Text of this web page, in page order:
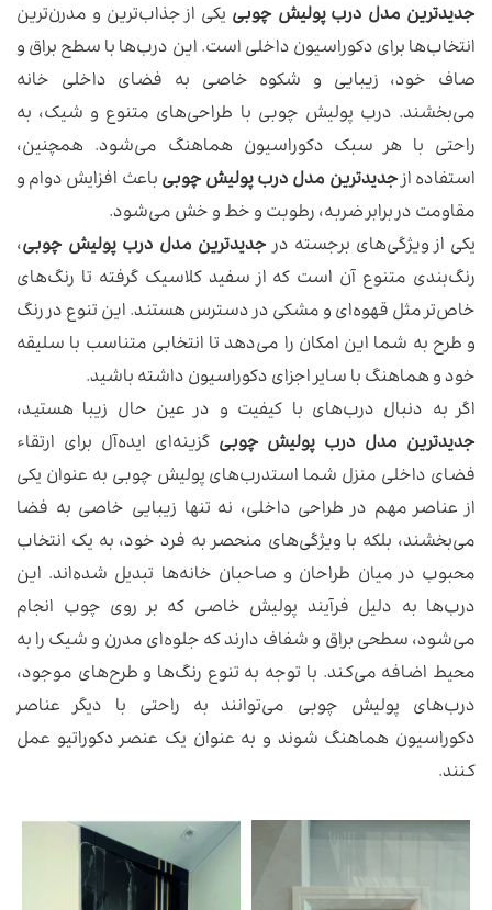
جدیدترین مدل درب پولیش چوبی یکی از جذاب‌ترین و مدرن‌ترین
انتخاب‌ها برای دکوراسیون داخلی است. این درب‌ها با سطح براق و
صاف خود، زیبایی و شکوه خاصی به فضای داخلی خانه
می‌بخشند. درب پولیش چوبی با طراحی‌های متنوع و شیک، به
راحتی با هر سبک دکوراسیون هماهنگ می‌شود. همچنین،
استفاده ازجدیدترین مدل درب پولیش چوبیباعث افزایش دوام و
مقاومت در برابر ضربه، رطوبت و خط و خش می‌شود.
یکی از ویژگی‌های برجسته درجدیدترین مدل درب پولیش چوبی،
رنگ‌بندی متنوع آن است که از سفید کلاسیک گرفته تا رنگ‌های
خاص‌تر مثل قهوه‌ای و مشکی در دسترس هستند. این تنوع در رنگ
و طرح به شما این امکان را می‌دهد تا انتخابی متناسب با سلیقه
خود و هماهنگ با سایر اجزای دکوراسیون داشته باشید.
اگر به دنبال درب‌های با کیفیت و در عین حال زیبا هستید،
جدیدترین مدل درب پولیش چوبی گزینه‌ای ایده‌آل برای ارتقاء
فضای داخلی منزل شما استدرب‌های پولیش چوبی به عنوان یکی
از عناصر مهم در طراحی داخلی، نه تنها زیبایی خاصی به فضا
می‌بخشند، بلکه با ویژگی‌های منحصر به فرد خود، به یک انتخاب
محبوب در میان طراحان و صاحبان خانه‌ها تبدیل شده‌اند. این
درب‌ها به دلیل فرآیند پولیش خاصی که بر روی چوب انجام
می‌شود، سطحی براق و شفاف دارند که جلوه‌ای مدرن و شیک را به
محیط اضافه می‌کند. با توجه به تنوع رنگ‌ها و طرح‌های موجود،
درب‌های پولیش چوبی می‌توانند به راحتی با دیگر عناصر
دکوراسیون هماهنگ شوند و به عنوان یک عنصر دکوراتیو عمل
کنند.